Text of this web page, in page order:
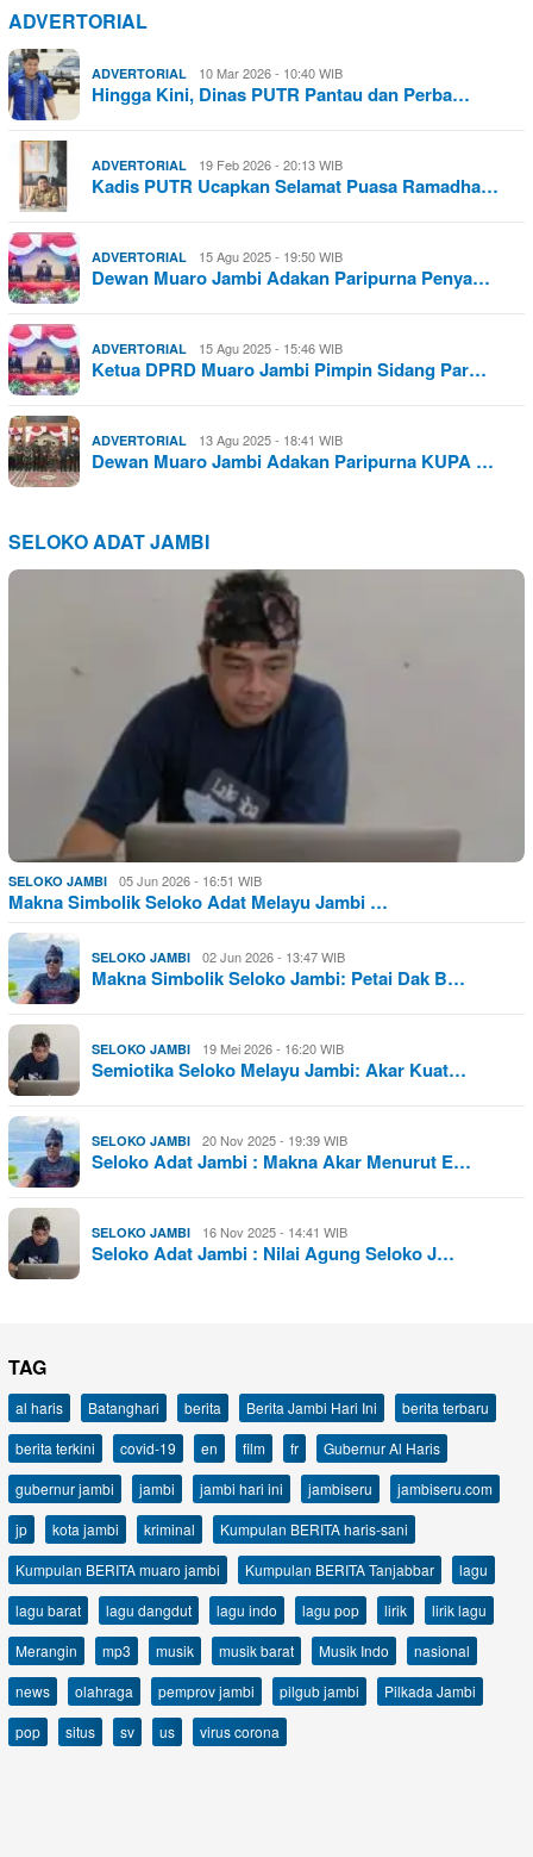
ADVERTORIAL
ADVERTORIAL 10 Mar 2026 - 10:40 WIB
Hingga Kini, Dinas PUTR Pantau dan Perba…
ADVERTORIAL 19 Feb 2026 - 20:13 WIB
Kadis PUTR Ucapkan Selamat Puasa Ramadha…
ADVERTORIAL 15 Agu 2025 - 19:50 WIB
Dewan Muaro Jambi Adakan Paripurna Penya…
ADVERTORIAL 15 Agu 2025 - 15:46 WIB
Ketua DPRD Muaro Jambi Pimpin Sidang Par…
ADVERTORIAL 13 Agu 2025 - 18:41 WIB
Dewan Muaro Jambi Adakan Paripurna KUPA …
SELOKO ADAT JAMBI
SELOKO JAMBI 05 Jun 2026 - 16:51 WIB
Makna Simbolik Seloko Adat Melayu Jambi …
SELOKO JAMBI 02 Jun 2026 - 13:47 WIB
Makna Simbolik Seloko Jambi: Petai Dak B…
SELOKO JAMBI 19 Mei 2026 - 16:20 WIB
Semiotika Seloko Melayu Jambi: Akar Kuat…
SELOKO JAMBI 20 Nov 2025 - 19:39 WIB
Seloko Adat Jambi : Makna Akar Menurut E…
SELOKO JAMBI 16 Nov 2025 - 14:41 WIB
Seloko Adat Jambi : Nilai Agung Seloko J…
TAG
al haris Batanghari berita Berita Jambi Hari Ini
berita terbaru
berita terkini
covid-19 en film fr
Gubernur Al Haris
gubernur jambi
jambi jambi hari ini jambiseru
jambiseru.com
jp
kota jambi kriminal
Kumpulan BERITA haris-sani
Kumpulan BERITA muaro jambi
Kumpulan BERITA Tanjabbar
lagu
lagu barat
lagu dangdut lagu indo lagu pop lirik
lirik lagu
Merangin
mp3 musik musik barat Musik Indo
nasional
news
olahraga pemprov jambi pilgub jambi
Pilkada Jambi
pop
situs sv us virus corona